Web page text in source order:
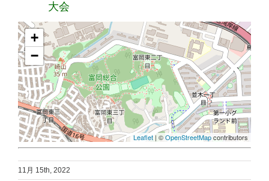
大会
+
−
Leaflet | ©OpenStreetMapcontributors
11月 15th, 2022